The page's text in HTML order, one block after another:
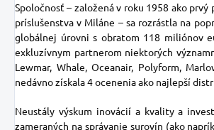
Spoločnosť – založená v roku 1958 ako prvý
príslušenstva v Miláne – sa rozrástla na
globálnej úrovni s obratom 118 miliónov
exkluzívnym partnerom niektorých
Lewmar, Whale, Oceanair, Polyform,
nedávno získala 4 ocenenia ako najlepší
Neustály výskum inovácií a kvality a
zameraných na správanie surovín (ako